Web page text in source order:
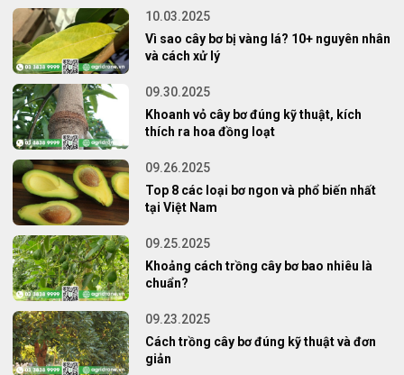
10.03.2025
Vì sao cây bơ bị vàng lá? 10+ nguyên nhân
và cách xử lý
09.30.2025
Khoanh vỏ cây bơ đúng kỹ thuật, kích
thích ra hoa đồng loạt
09.26.2025
Top 8 các loại bơ ngon và phổ biến nhất
tại Việt Nam
09.25.2025
Khoảng cách trồng cây bơ bao nhiêu là
chuẩn?
09.23.2025
Cách trồng cây bơ đúng kỹ thuật và đơn
giản